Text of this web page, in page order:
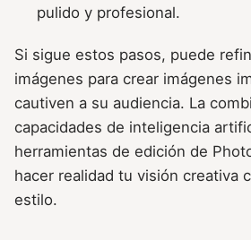
pulido y profesional.
Si sigue estos pasos, puede
imágenes para crear imágenes
cautiven a su audiencia. La
capacidades de inteligencia
herramientas de edición de
hacer realidad tu visión creativa
estilo.